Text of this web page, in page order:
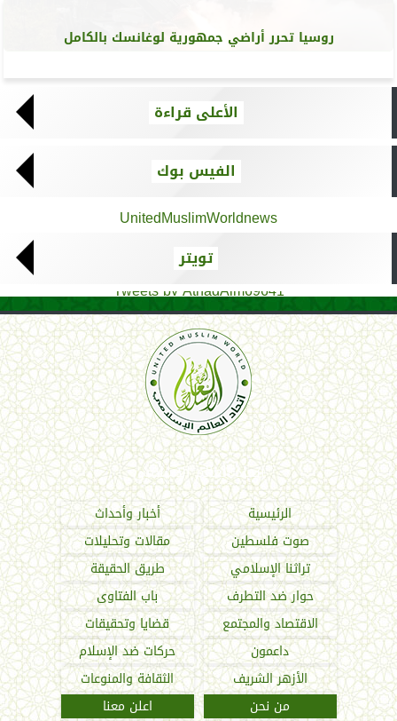
روسيا تحرر أراضي جمهورية لوغانسك بالكامل
الأعلى قراءة
الفيس بوك
UnitedMuslimWorldnews
تويتر
Tweets by AthadAlm69641
اتحاد العالم الإسلامي
الرئيسية
أخبار وأحداث
صوت فلسطين
مقالات وتحليلات
تراثنا الإسلامي
طريق الحقيقة
حوار ضد التطرف
باب الفتاوى
الاقتصاد والمجتمع
قضايا وتحقيقات
داعمون
حركات ضد الإسلام
الأزهر الشريف
الثقافة والمنوعات
من نحن
اعلن معنا